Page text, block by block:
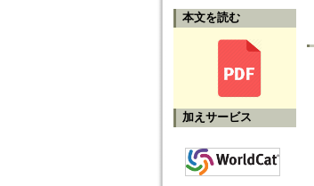
本文を読む
加えサービス